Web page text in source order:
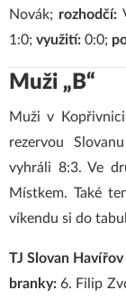
Novák; rozhodčí:
1:0; využití: 0:0;
Muži „B“
Muži v
rezervou
vyhráli 8:3. Ve
Místkem. Také
víkendu si do
TJ Slovan
branky:6. Filip